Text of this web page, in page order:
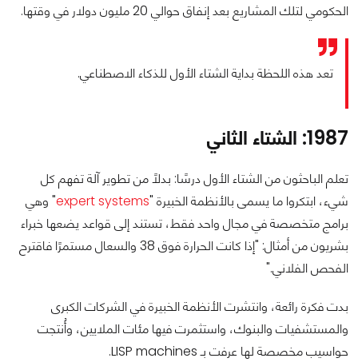
الحكومي لتلك المشاريع بعد إنفاق حوالي 20 مليون دولار في وقتها.
تعد هذه اللحظة بداية الشتاء الأول للذكاء الاصطناعي.
1987: الشتاء الثاني
تعلم الباحثون من الشتاء الأول درسًا: بدلًا من تطوير آلة تفهم كل
شيء، ابتكروا ما يسمى بالأنظمة الخبيرة "
expert systems
" وهي
برامج متخصصة في مجال واحد فقط، تستند إلى قواعد يضعها خبراء
بشريون من أمثال: "إذا كانت الحرارة فوق 38 والسعال مستمرًا فاقترح
الفحص الفلاني."
بدت فكرة رائعة، وانتشرت الأنظمة الخبيرة في الشركات الكبرى
والمستشفيات والبنوك، واستثمرت فيها مئات الملايين، وأُنتجت
حواسيب مخصصة لها عرفت بـ LISP machines.